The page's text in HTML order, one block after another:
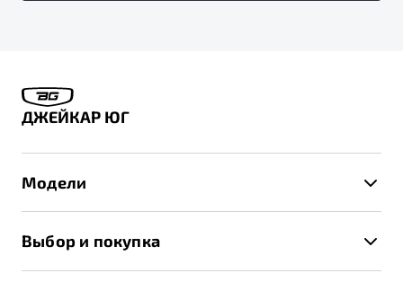
ДЖЕЙКАР ЮГ
Модели
Выбор и покупка